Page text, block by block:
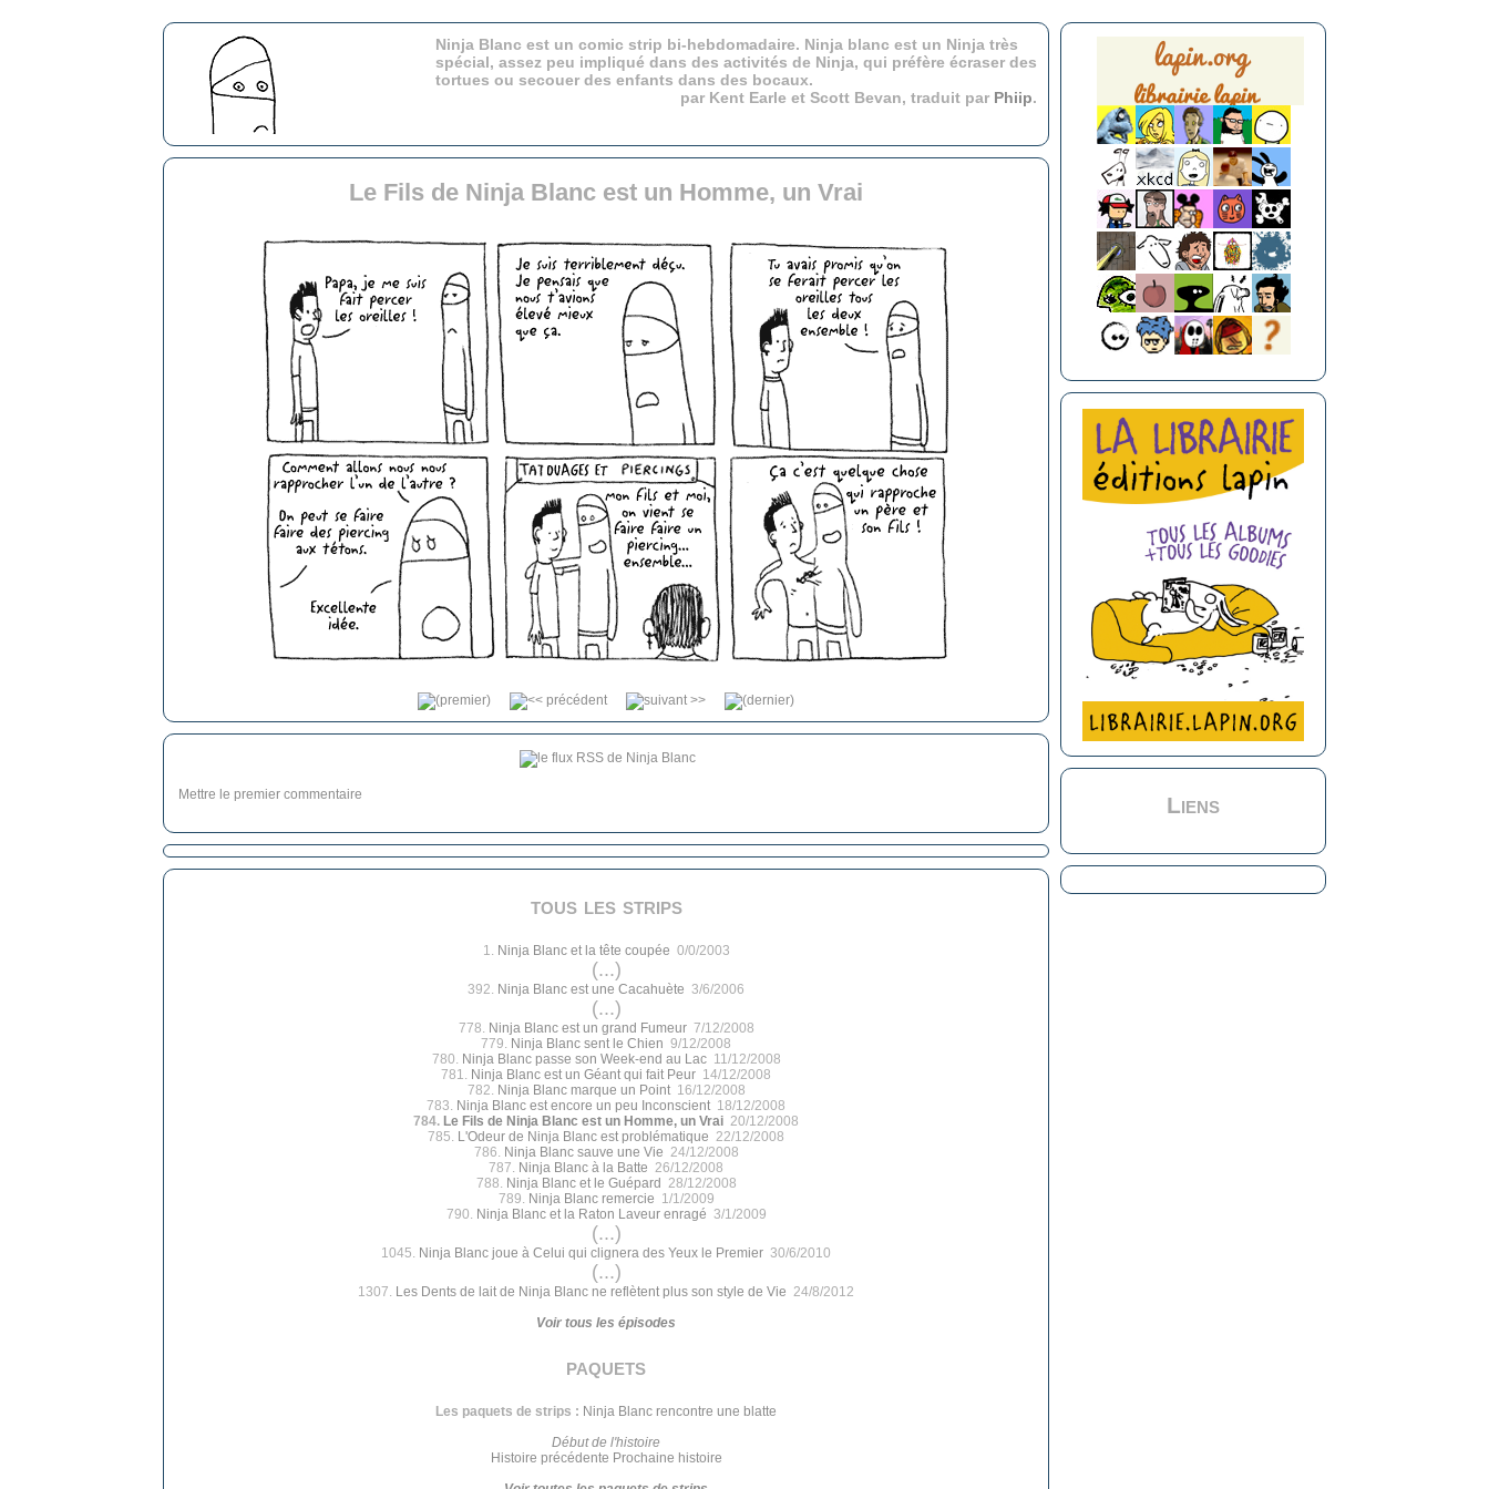
Ninja Blanc est un comic strip bi-hebdomadaire. Ninja blanc est un Ninja très
spécial, assez peu impliqué dans des activités de Ninja, qui préfère écraser des
tortues ou secouer des enfants dans des bocaux.
par Kent Earle et Scott Bevan, traduit par Phiip.
Le Fils de Ninja Blanc est un Homme, un Vrai
Mettre le premier commentaire
tous les strips
1. Ninja Blanc et la tête coupée 0/0/2003
(...)
392. Ninja Blanc est une Cacahuète 3/6/2006
(...)
778. Ninja Blanc est un grand Fumeur7/12/2008
779. Ninja Blanc sent le Chien 9/12/2008
780. Ninja Blanc passe son Week-end au Lac11/12/2008
781. Ninja Blanc est un Géant qui fait Peur 14/12/2008
782. Ninja Blanc marque un Point16/12/2008
783. Ninja Blanc est encore un peu Inconscient 18/12/2008
784. Le Fils de Ninja Blanc est un Homme, un Vrai 20/12/2008
785. L'Odeur de Ninja Blanc est problématique 22/12/2008
786. Ninja Blanc sauve une Vie 24/12/2008
787. Ninja Blanc à la Batte 26/12/2008
788. Ninja Blanc et le Guépard 28/12/2008
789. Ninja Blanc remercie 1/1/2009
790. Ninja Blanc et la Raton Laveur enragé 3/1/2009
(...)
1045. Ninja Blanc joue à Celui qui clignera des Yeux le Premier 30/6/2010
(...)
1307. Les Dents de lait de Ninja Blanc ne reflètent plus son style de Vie 24/8/2012
Voir tous les épisodes
paquets
Les paquets de strips : Ninja Blanc rencontre une blatte
Début de l'histoire
Histoire précédente Prochaine histoire
Liens